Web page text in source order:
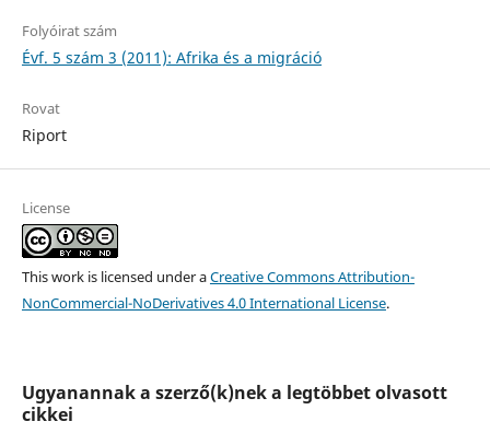
Folyóirat szám
Évf. 5 szám 3 (2011): Afrika és a migráció
Rovat
Riport
License
This work is licensed under aCreative Commons Attribution-
NonCommercial-NoDerivatives 4.0 International License.
Ugyanannak a szerző(k)nek a legtöbbet olvasott
cikkei